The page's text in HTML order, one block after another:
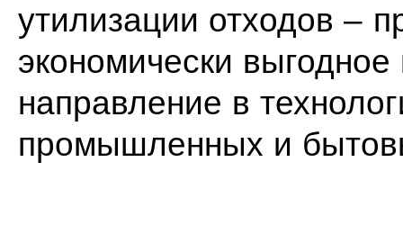
утилизации отходов –
экономически выгодное
направление в
промышленных и